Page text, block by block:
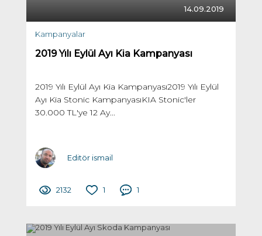
14.09.2019
Kampanyalar
2019 Yılı Eylül Ayı Kia Kampanyası
2019 Yılı Eylül Ayı Kia Kampanyası2019 Yılı Eylül
Ayı Kia Stonic KampanyasıKIA Stonic'ler
30.000 TL'ye 12 Ay...
Editör ismail
2132 1 1